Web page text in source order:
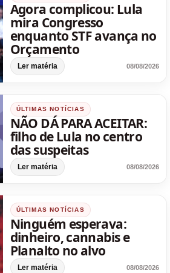
Agora complicou: Lula
mira Congresso
enquanto STF avança no
Orçamento
Ler matéria 08/08/2026
ÚLTIMAS NOTÍCIAS
NÃO DÁ PARA ACEITAR:
filho de Lula no centro
das suspeitas
Ler matéria 08/08/2026
ÚLTIMAS NOTÍCIAS
Ninguém esperava:
dinheiro, cannabis e
Planalto no alvo
Ler matéria 08/08/2026